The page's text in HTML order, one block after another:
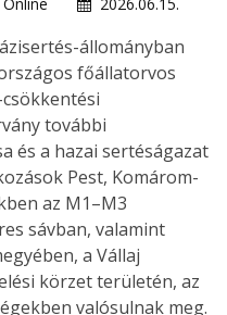
állományban
főállatorvos
további
és a hazai sertéságazat
Pest, Komárom-
az M1–M3
sávban, valamint
a Vállaj
körzet területén, az
valósulnak meg.